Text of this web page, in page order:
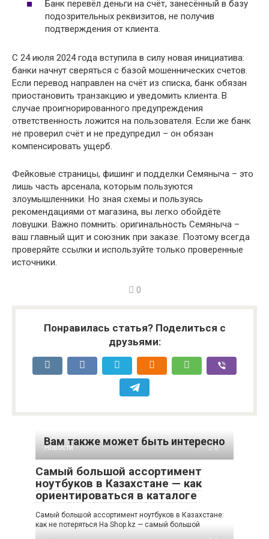
Банк перевёл деньги на счёт, занесённый в базу
подозрительных реквизитов, не получив
подтверждения от клиента.
С 24 июля 2024 года вступила в силу новая инициатива:
банки начнут сверяться с базой мошеннических счетов.
Если перевод направлен на счёт из списка, банк обязан
приостановить транзакцию и уведомить клиента. В
случае проигнорированного предупреждения
ответственность ложится на пользователя. Если же банк
не проверил счёт и не предупредил – он обязан
компенсировать ущерб.
Фейковые страницы, фишинг и подделки Семяныча – это
лишь часть арсенала, которым пользуются
злоумышленники. Но зная схемы и пользуясь
рекомендациями от магазина, вы легко обойдёте
ловушки. Важно помнить: оригинальность Семяныча –
ваш главный щит и союзник при заказе. Поэтому всегда
проверяйте ссылки и используйте только проверенные
источники.
0
Понравилась статья? Поделиться с
друзьями:
Вам также может быть интересно
Новости 0
Самый большой ассортимент
ноутбуков в Казахстане — как
ориентироваться в каталоге
Самый большой ассортимент ноутбуков в Казахстане:
как не потеряться На Shop.kz — самый большой